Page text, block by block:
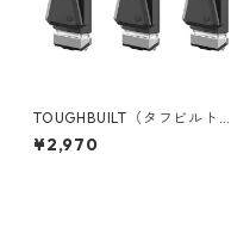
TOUGHBUILT（タフビルト）
TACK TECH(スタックテック)
オプションClipTechハブ（3P
¥2,970